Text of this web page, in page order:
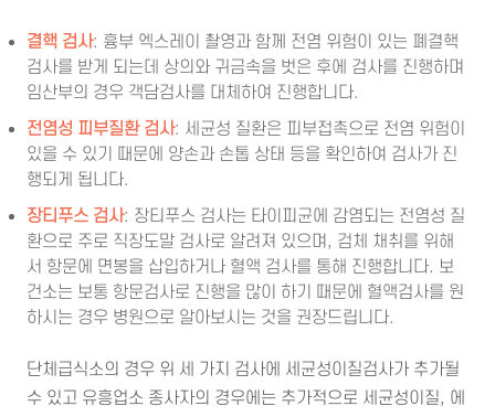
결핵 검사: 흉부 엑스레이 촬영과 함께 전염 위험이 있는 폐결핵
검사를 받게 되는데 상의와 귀금속을 벗은 후에 검사를 진행하며
임산부의 경우 객담검사를 대체하여 진행합니다.
전염성 피부질환 검사: 세균성 질환은 피부접촉으로 전염 위험이
있을 수 있기 때문에 양손과 손톱 상태 등을 확인하여 검사가 진
행되게 됩니다.
장티푸스 검사: 장티푸스 검사는 타이피균에 감염되는 전염성 질
환으로 주로 직장도말 검사로 알려져 있으며, 검체 채취를 위해
서 항문에 면봉을 삽입하거나 혈액 검사를 통해 진행합니다. 보
건소는 보통 항문검사로 진행을 많이 하기 때문에 혈액검사를 원
하시는 경우 병원으로 알아보시는 것을 권장드립니다.
단체급식소의 경우 위 세 가지 검사에 세균성이질검사가 추가될
수 있고 유흥업소 종사자의 경우에는 추가적으로 세균성이질, 에